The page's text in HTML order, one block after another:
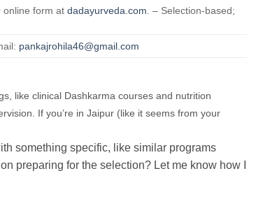
online form atdadayurveda.com . – Selection-based;
pankajrohila46@gmail.com
like clinical Dashkarma courses and nutrition
If you’re in Jaipur (like it seems from your
something specific, like similar programs
preparing for the selection? Let me know how I